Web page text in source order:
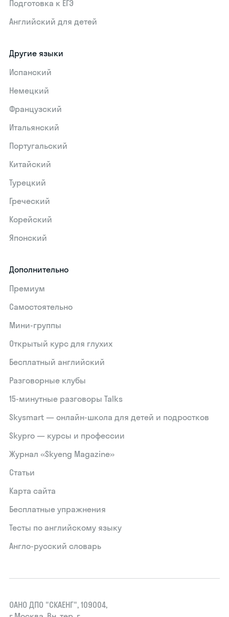
Подготовка к ЕГЭ
Английский для детей
Другие языки
Испанский
Немецкий
Французский
Итальянский
Португальский
Китайский
Турецкий
Греческий
Корейский
Японский
Дополнительно
Премиум
Самостоятельно
Мини-группы
Открытый курс для глухих
Бесплатный английский
Разговорные клубы
15‑минутные разговоры Talks
Skysmart — онлайн-школа для детей и подростков
Skypro — курсы и профессии
Журнал «Skyeng Magazine»
Статьи
Карта сайта
Бесплатные упражнения
Тесты по английскому языку
Англо-русский словарь
ОАНО ДПО "СКАЕНГ", 109004,